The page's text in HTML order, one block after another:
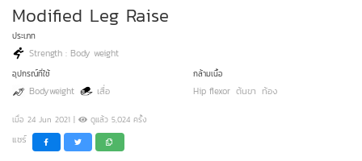
Modified Leg Raise
ประเภท
Strength : Body weight
อุปกรณ์ที่ใช้
Bodyweight เสื่อ
กล้ามเนื้อ
Hip flexor ต้นขา ท้อง
เมื่อ 24 Jun 2021 | ดูแล้ว 5,024 ครั้ง
แชร์